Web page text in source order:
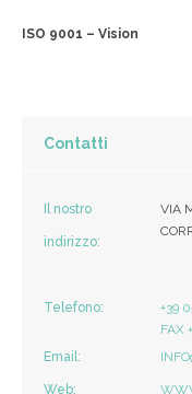
ISO 9001 – Vision
Contatti
Il nostro
indirizzo:
VIA
Telefono:
+39
FAX
Email:
Web: